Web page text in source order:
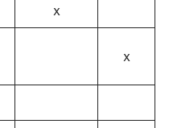
x
x